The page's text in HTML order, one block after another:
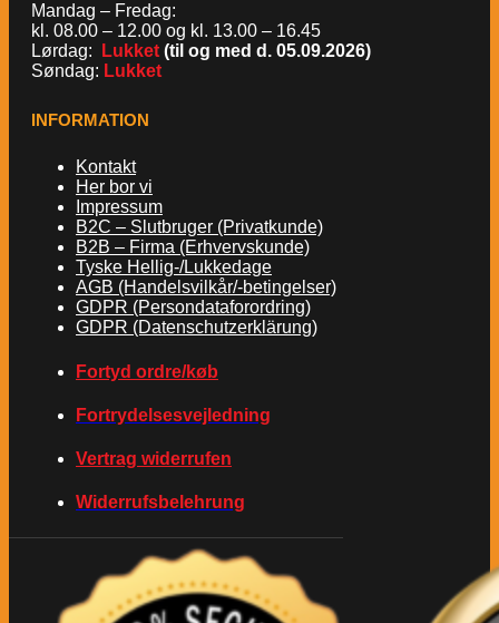
Mandag – Fredag:
kl. 08.00 – 12.00 og kl. 13.00 – 16.45
Lørdag:
Lukket (til og med d. 05.09.2026)
Søndag: Lukket
INFORMATION
Kontakt
Her bor vi
Impressum
B2C – Slutbruger (Privatkunde)
B2B – Firma (Erhvervskunde)
Tyske Hellig-/Lukkedage
AGB (Handelsvilkår/-betingelser)
GDPR (Persondataforordring)
GDPR (Datenschutzerklärung)
Fortyd ordre/køb
Fortrydelsesvejledning
Vertrag widerrufen
Widerrufsbelehrung